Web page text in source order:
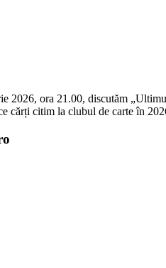
2026, ora 21.00, discutăm
cărți citim la clubul de carte în